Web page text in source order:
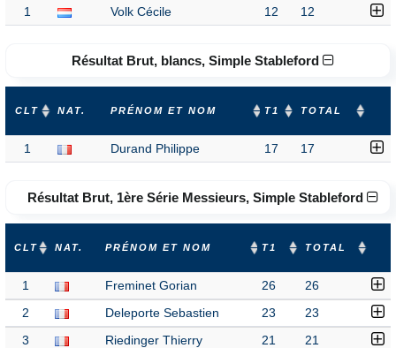
1 Volk Cécile 12 12
Résultat Brut, blancs, Simple Stableford
CLT NAT. PRÉNOM ET NOM T1 TOTAL
1 Durand Philippe 17 17
Résultat Brut, 1ère Série Messieurs, Simple Stableford
CLT NAT. PRÉNOM ET NOM T1 TOTAL
1 Freminet Gorian 26 26
2 Deleporte Sebastien 23 23
3 Riedinger Thierry 21 21